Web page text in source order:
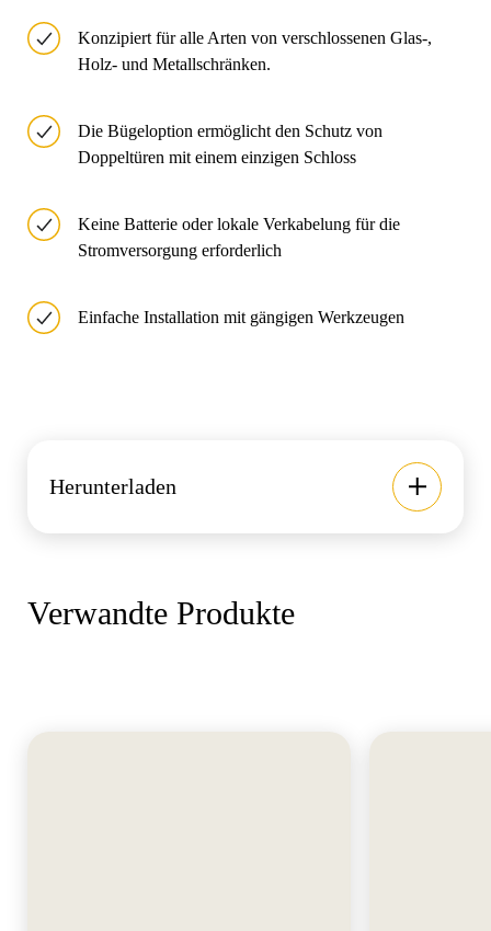
Konzipiert für alle Arten von verschlossenen Glas-,
Holz- und Metallschränken.
Die Bügeloption ermöglicht den Schutz von
Doppeltüren mit einem einzigen Schloss
Keine Batterie oder lokale Verkabelung für die
Stromversorgung erforderlich
Einfache Installation mit gängigen Werkzeugen
Herunterladen
Verwandte Produkte